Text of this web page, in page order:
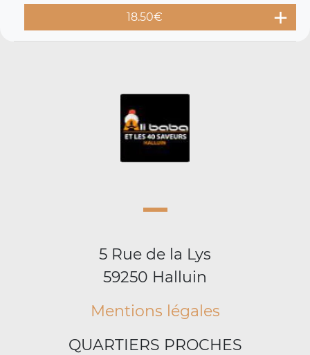
18.50€
5 Rue de la Lys
59250 Halluin
Mentions légales
QUARTIERS PROCHES